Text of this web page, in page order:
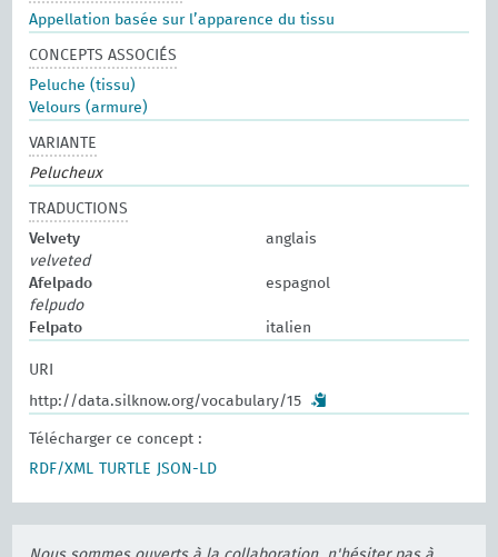
Appellation basée sur l’apparence du tissu
CONCEPTS ASSOCIÉS
Peluche (tissu)
Velours (armure)
VARIANTE
Pelucheux
TRADUCTIONS
Velvety
anglais
velveted
Afelpado
espagnol
felpudo
Felpato
italien
URI
http://data.silknow.org/vocabulary/15
Télécharger ce concept :
RDF/XML
TURTLE JSON-LD